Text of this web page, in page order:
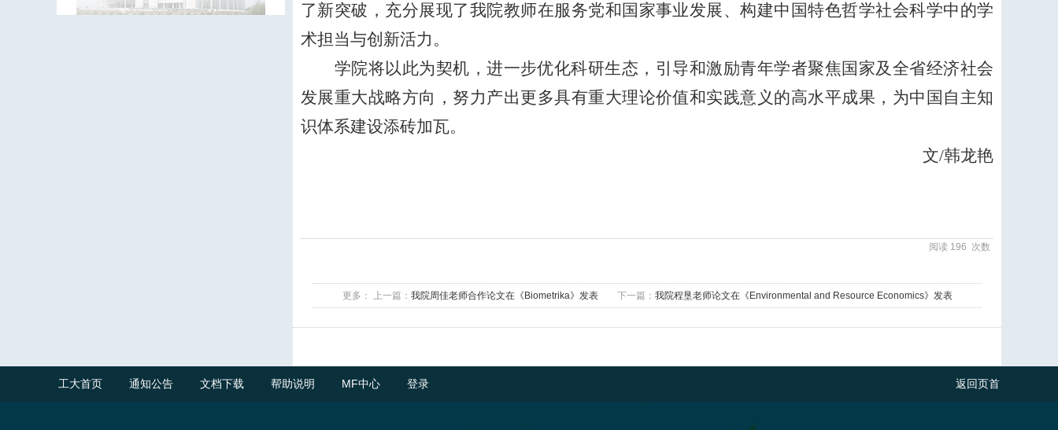
了新突破，充分展现了我院教师在服务党和国家事业发展、构建中国特色哲学社会科学中的学
术担当与创新活力。
学院将以此为契机，进一步优化科研生态，引导和激励青年学者聚焦国家及全省经济社会
发展重大战略方向，努力产出更多具有重大理论价值和实践意义的高水平成果，为中国自主知
识体系建设添砖加瓦。
文/韩龙艳
阅读 196 次数
更多： 上一篇： 我院周佳老师合作论文在《Biometrika》发表 下一篇： 我院程垦老师论文在《Environmental and Resource Economics》发表
工大首页 通知公告 文档下载 帮助说明 MF中心 登录 返回页首